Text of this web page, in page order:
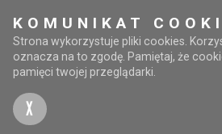
KOMUNIKAT
Strona wykorzystuje pliki cookies.
oznacza na to zgodę. Pamiętaj, że
pamięci twojej przeglądarki.
X